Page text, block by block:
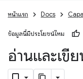
หน้าแรก Docs
ข้อมูลนี้มีประโยชน์ไหม
อ่านและเขี